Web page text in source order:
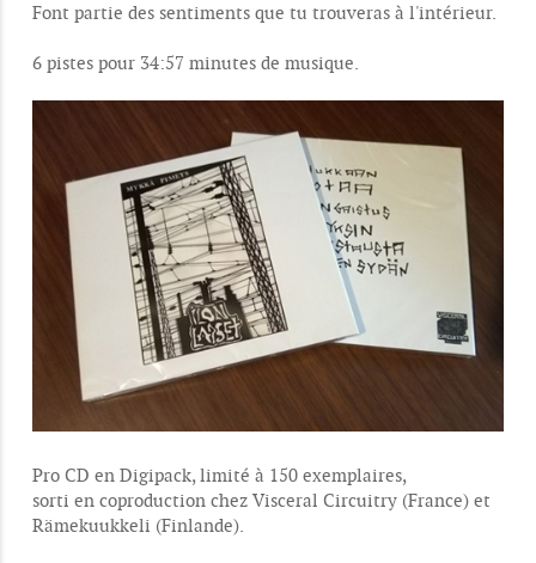
Font partie des sentiments que tu trouveras à l'intérieur.
6 pistes pour 34:57 minutes de musique.
Pro CD en Digipack, limité à 150 exemplaires,
sorti en coproduction chez Visceral Circuitry (France) et
Rämekuukkeli (Finlande).